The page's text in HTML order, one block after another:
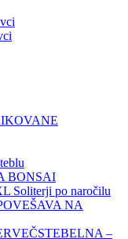
BONSAI
Soliterji po naročilu
NA
VEČSTEBELNA –